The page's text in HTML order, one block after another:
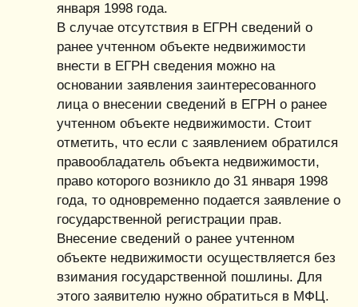
января 1998 года.
В случае отсутствия в ЕГРН сведений о
ранее учтенном объекте недвижимости
внести в ЕГРН сведения можно на
основании заявления заинтересованного
лица о внесении сведений в ЕГРН о ранее
учтенном объекте недвижимости. Стоит
отметить, что если с заявлением обратился
правообладатель объекта недвижимости,
право которого возникло до 31 января 1998
года, то одновременно подается заявление о
государственной регистрации прав.
Внесение сведений о ранее учтенном
объекте недвижимости осуществляется без
взимания государственной пошлины. Для
этого заявителю нужно обратиться в МФЦ.